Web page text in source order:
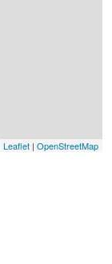
Leaflet | OpenStreetMap